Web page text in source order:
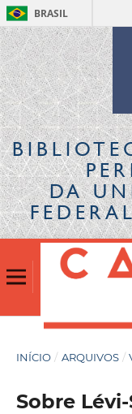
BRASIL
DA
INÍCIO / ARQUIVOS /
Sobre